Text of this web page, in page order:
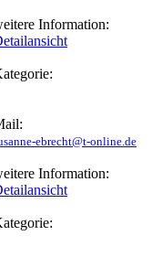
Information:
ebrecht@t-online.de
Information: